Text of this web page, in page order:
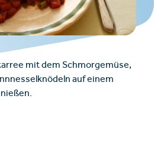
mit dem Schmorgemüse,
auf einem